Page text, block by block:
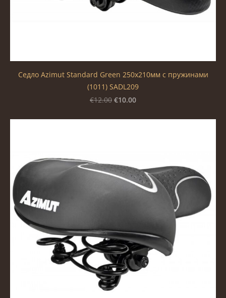
Седло Azimut Standard Green 250х210мм с пружинами
(1011) SADL209
€12.00 €10.00